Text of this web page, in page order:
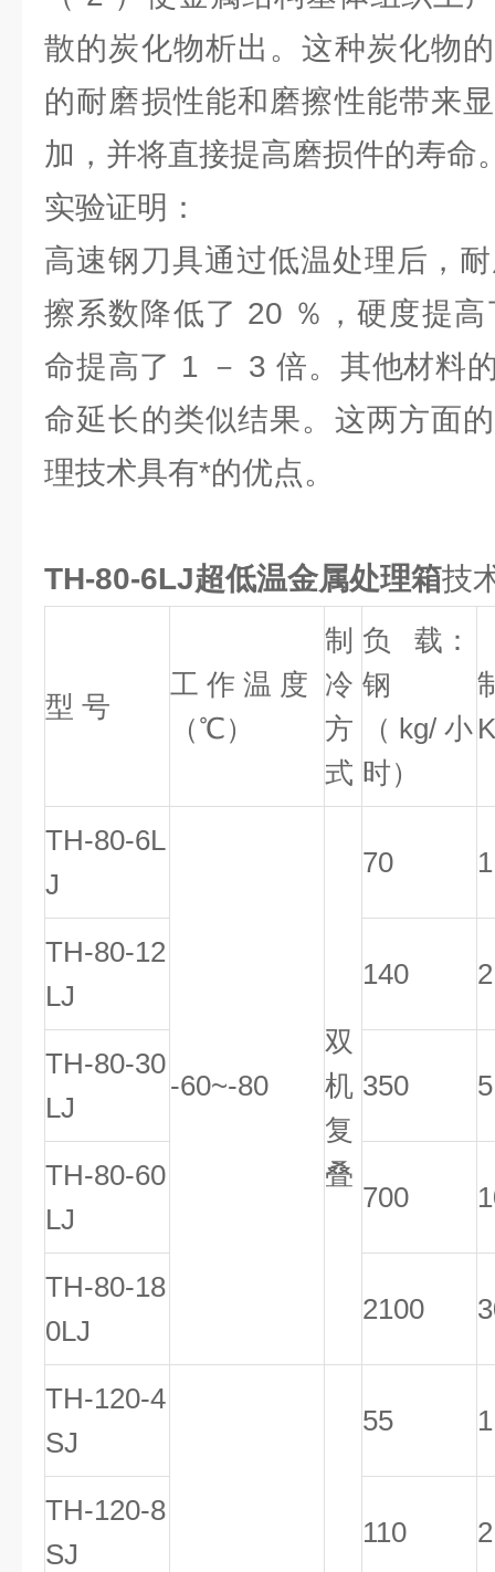
散的炭化物析出。这种炭化物
的耐磨损性能和磨擦性能带来
加，并将直接提高磨损件的寿命
实验证明：
高速钢刀具通过低温处理后，
擦系数降低了 20 ％，硬度提
命提高了 1 － 3 倍。其他材料
命延长的类似结果。这两方面
理技术具有*的优点。
TH-80-6LJ超低温金属处理箱技
型 号
工 作 温 度
（℃）
制
冷
方
式
负 载：
钢
（ kg/ 小
时）
TH-80-6L
J
-60~-80
双
机
复
叠
70 1
TH-80-12
LJ
140 2
TH-80-30
LJ
350 5
TH-80-60
LJ
700
TH-80-18
0LJ
2100
TH-120-4
SJ
55 1
TH-120-8
SJ
110 2